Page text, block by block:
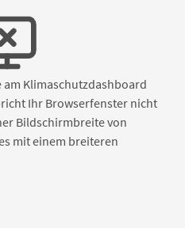
Klimaschutzdashboard
Ihr Browserfenster nicht
Bildschirmbreite von
mit einem breiteren